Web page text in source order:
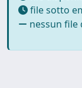
file sotto
nessun file